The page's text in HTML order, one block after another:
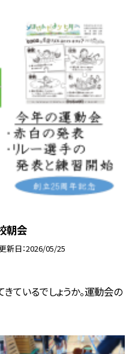
朝会
新日 2026/05/25
ているでしょうか。運動会の